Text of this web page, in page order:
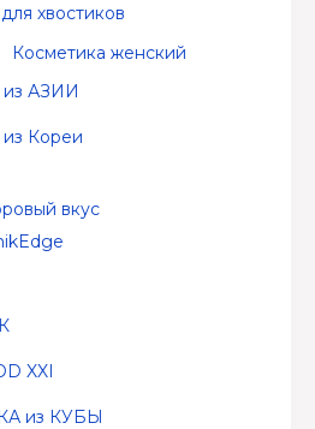
хвостиков
Косметика женский
из АЗИИ
Кореи
вкус
XXI
из КУБЫ